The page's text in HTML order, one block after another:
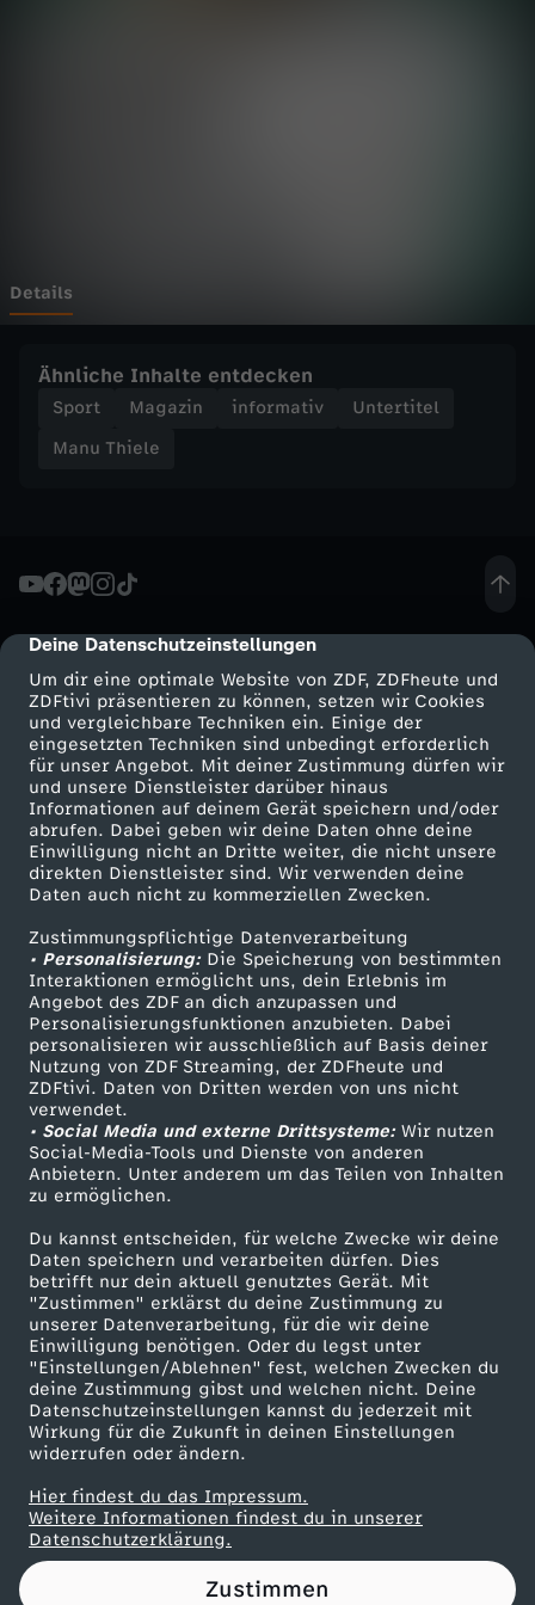
cmp-dialog-description
Deine Datenschutzeinstellungen
Um dir eine optimale Website von ZDF, ZDFheute und
ZDFtivi präsentieren zu können, setzen wir Cookies
und vergleichbare Techniken ein. Einige der
eingesetzten Techniken sind unbedingt erforderlich
für unser Angebot. Mit deiner Zustimmung dürfen wir
und unsere Dienstleister darüber hinaus
Informationen auf deinem Gerät speichern und/oder
abrufen. Dabei geben wir deine Daten ohne deine
Einwilligung nicht an Dritte weiter, die nicht unsere
direkten Dienstleister sind. Wir verwenden deine
Daten auch nicht zu kommerziellen Zwecken.
Zustimmungspflichtige Datenverarbeitung
• Personalisierung:Die Speicherung von bestimmten
Interaktionen ermöglicht uns, dein Erlebnis im
Angebot des ZDF an dich anzupassen und
Personalisierungsfunktionen anzubieten. Dabei
personalisieren wir ausschließlich auf Basis deiner
Nutzung von ZDF Streaming, der ZDFheute und
ZDFtivi. Daten von Dritten werden von uns nicht
verwendet.
• Social Media und externe Drittsysteme:Wir nutzen
Social-Media-Tools und Dienste von anderen
Anbietern. Unter anderem um das Teilen von Inhalten
zu ermöglichen.
Du kannst entscheiden, für welche Zwecke wir deine
Daten speichern und verarbeiten dürfen. Dies
betrifft nur dein aktuell genutztes Gerät. Mit
"Zustimmen" erklärst du deine Zustimmung zu
unserer Datenverarbeitung, für die wir deine
Einwilligung benötigen. Oder du legst unter
"Einstellungen/Ablehnen" fest, welchen Zwecken du
deine Zustimmung gibst und welchen nicht. Deine
Datenschutzeinstellungen kannst du jederzeit mit
Wirkung für die Zukunft in deinen Einstellungen
widerrufen oder ändern.
Hier findest du das Impressum.
Weitere Informationen findest du in unserer
Datenschutzerklärung.
Zustimmen
r
t
t
a
r
s
:
K
e
i
n
R
e
s
p
e
k
t
v
o
Details
Ähnliche Inhalte entdecken
Sport Magazin informativ
Untertitel
Manu Thiele
Mehr ZDF
ZDF-Apps
Smart TV
ZDFtext
Livestreams
Sendungen A-Z
TV-Programm
Service
ZDFmitreden
Kontakt zum ZDF
Tickets
Zuschauerservice
Hilfe
ZDF Unternehmen
Karriere
ZDF goes Schule
Werbefernsehen
Mainzelmännchen
Partner